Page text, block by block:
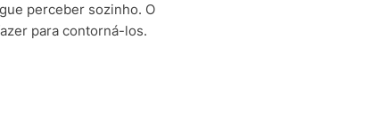
perceber sozinho. O
para contorná-los.